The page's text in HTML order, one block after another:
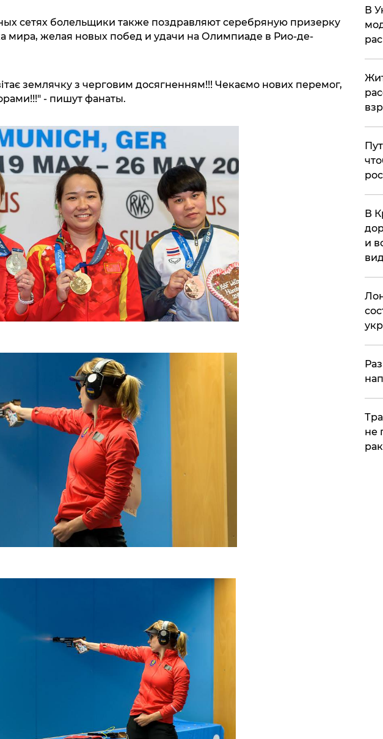
сетях болельщики также поздравляют серебряную призерку
мира, желая новых побед и удачи на Олимпиаде в Рио-де-
землячку з черговим досягненням!!! Чекаємо нових перемог,
- пишут фанаты.
В
В
и
не